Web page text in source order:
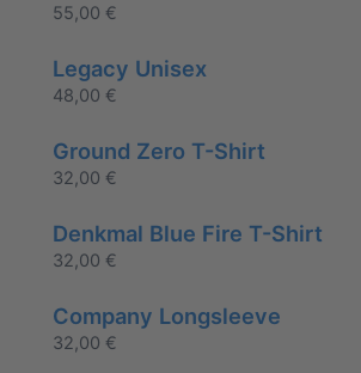
55,00 €
Legacy Unisex
48,00 €
Ground Zero T-Shirt
32,00 €
Denkmal Blue Fire T-Shirt
32,00 €
Company Longsleeve
32,00 €